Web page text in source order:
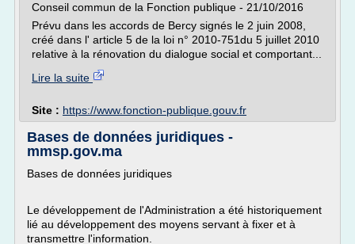
Conseil commun de la Fonction publique - 21/10/2016
Prévu dans les accords de Bercy signés le 2 juin 2008,
créé dans l' article 5 de la loi n° 2010-751du 5 juillet 2010
relative à la rénovation du dialogue social et comportant...
Lire la suite
Site : https://www.fonction-publique.gouv.fr
Bases de données juridiques -
mmsp.gov.ma
Bases de données juridiques
Le développement de l'Administration a été historiquement
lié au développement des moyens servant à fixer et à
transmettre l'information.